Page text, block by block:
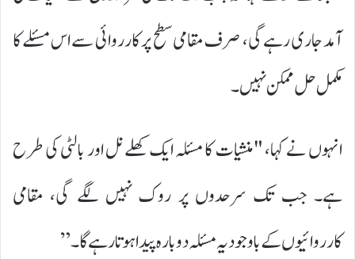
آمد جاری رہے گی، صرف مقامی سطح پر کارروائی سے اس مسئلے کا
مکمل حل ممکن نہیں۔
انہوں نے کہا، "منشیات کا مسئلہ ایک کھلے نل اور بالٹی کی طرح
ہے۔ جب تک سرحدوں پر روک نہیں لگے گی، مقامی
کارروائیوں کے باوجود یہ مسئلہ دوبارہ پیدا ہوتا رہے گا۔”